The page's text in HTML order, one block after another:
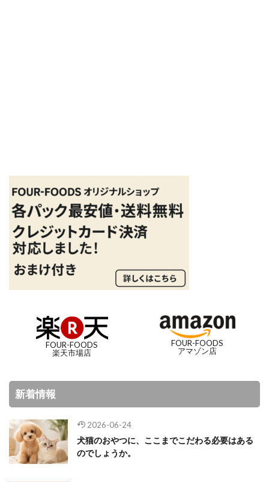
FOUR-FOODS
楽天市場店
FOUR-FOODS
アマゾン店
新着情報
2026-06-24
犬猫のおやつに、ここまでこだわる必要はある
のでしょうか。